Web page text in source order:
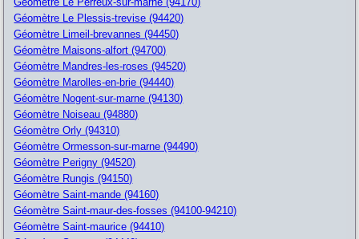
Géomètre Le Plessis-trevise (94420)
Géomètre Limeil-brevannes (94450)
Géomètre Maisons-alfort (94700)
Géomètre Mandres-les-roses (94520)
Géomètre Marolles-en-brie (94440)
Géomètre Nogent-sur-marne (94130)
Géomètre Noiseau (94880)
Géomètre Orly (94310)
Géomètre Ormesson-sur-marne (94490)
Géomètre Perigny (94520)
Géomètre Rungis (94150)
Géomètre Saint-mande (94160)
Géomètre Saint-maur-des-fosses (94100-94210)
Géomètre Saint-maurice (94410)